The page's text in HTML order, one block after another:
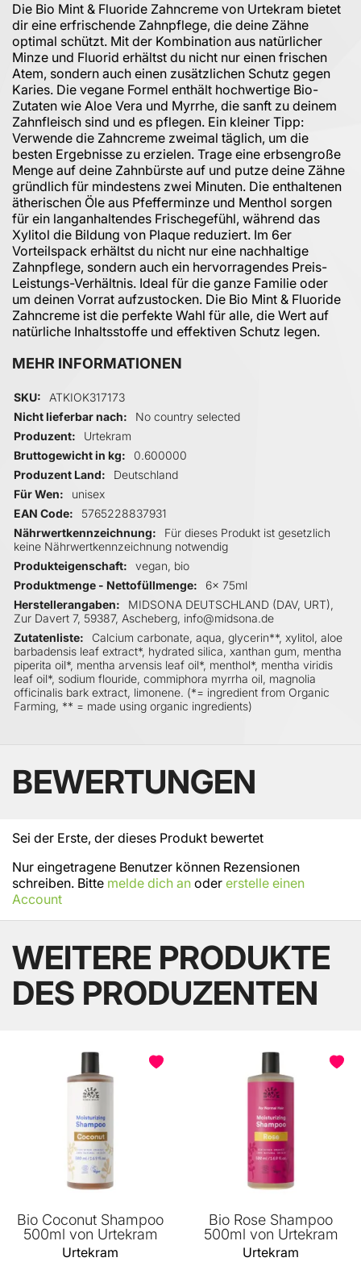
Die Bio Mint & Fluoride Zahncreme von Urtekram bietet
dir eine erfrischende Zahnpflege, die deine Zähne
optimal schützt. Mit der Kombination aus natürlicher
Minze und Fluorid erhältst du nicht nur einen frischen
Atem, sondern auch einen zusätzlichen Schutz gegen
Karies. Die vegane Formel enthält hochwertige Bio-
Zutaten wie Aloe Vera und Myrrhe, die sanft zu deinem
Zahnfleisch sind und es pflegen. Ein kleiner Tipp:
Verwende die Zahncreme zweimal täglich, um die
besten Ergebnisse zu erzielen. Trage eine erbsengroße
Menge auf deine Zahnbürste auf und putze deine Zähne
gründlich für mindestens zwei Minuten. Die enthaltenen
ätherischen Öle aus Pfefferminze und Menthol sorgen
für ein langanhaltendes Frischegefühl, während das
Xylitol die Bildung von Plaque reduziert. Im 6er
Vorteilspack erhältst du nicht nur eine nachhaltige
Zahnpflege, sondern auch ein hervorragendes Preis-
Leistungs-Verhältnis. Ideal für die ganze Familie oder
um deinen Vorrat aufzustocken. Die Bio Mint & Fluoride
Zahncreme ist die perfekte Wahl für alle, die Wert auf
natürliche Inhaltsstoffe und effektiven Schutz legen.
MEHR INFORMATIONEN
Mehr Informationen
SKU
ATKIOK317173
Nicht lieferbar nach
No country selected
Produzent
Urtekram
Bruttogewicht in kg
0.600000
Produzent Land
Deutschland
Für Wen
unisex
EAN Code
5765228837931
Nährwertkennzeichnung
Für dieses Produkt ist gesetzlich
keine Nährwertkennzeichnung notwendig
Produkteigenschaft
vegan, bio
Produktmenge - Nettofüllmenge
6x 75ml
Herstellerangaben
MIDSONA DEUTSCHLAND (DAV, URT),
Zur Davert 7, 59387, Ascheberg, info@midsona.de
Zutatenliste
Calcium carbonate, aqua, glycerin**, xylitol, aloe
barbadensis leaf extract*, hydrated silica, xanthan gum, mentha
piperita oil*, mentha arvensis leaf oil*, menthol*, mentha viridis
leaf oil*, sodium flouride, commiphora myrrha oil, magnolia
officinalis bark extract, limonene. (*= ingredient from Organic
Farming, ** = made using organic ingredients)
BEWERTUNGEN
Sei der Erste, der dieses Produkt bewertet
Nur eingetragene Benutzer können Rezensionen
schreiben. Bitte melde dich an oder erstelle einen
Account
WEITERE PRODUKTE
DES PRODUZENTEN
Bio Coconut Shampoo
500ml von Urtekram
Urtekram
Bio Rose Shampoo
500ml von Urtekram
Urtekram